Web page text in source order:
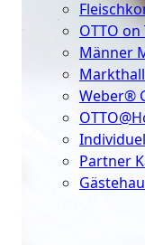
OTTO
Männer
Weber®
Partner